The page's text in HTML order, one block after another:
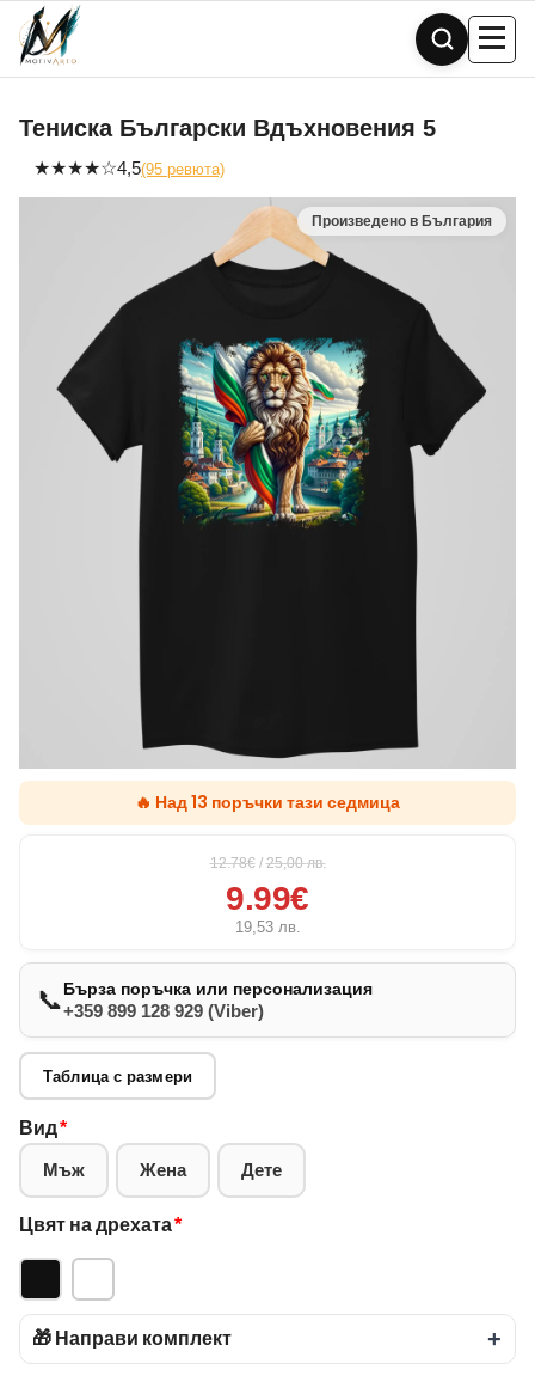
Skip
content
Тениска Български Вдъхновения 5
★★★★☆4,5(95 ревюта)
🔥 Над 13 поръчки тази седмица
12.78€ / 25,00лв.
9.99€
19,53 лв.
📞Бърза поръчка или персонализация
+359 899 128 929 (Viber)
Таблица с размери
Вид*
Мъж Жена Дете
Цвят на дрехата*
🎁 Направи комплект +